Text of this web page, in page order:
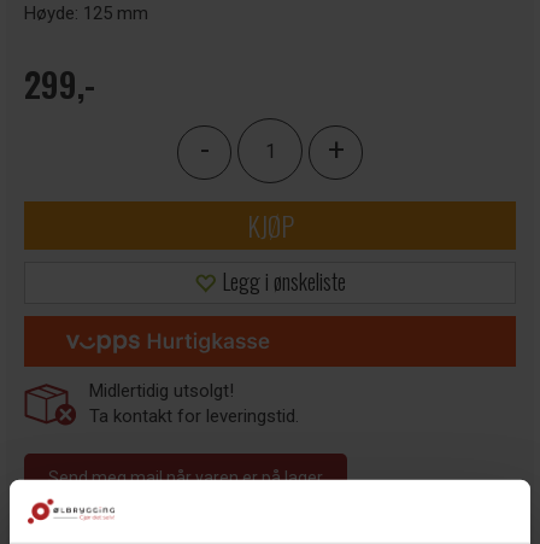
Høyde: 125 mm
299,-
- +
KJØP
Legg i ønskeliste
Midlertidig utsolgt!
Ta kontakt for leveringstid.
Send meg mail når varen er på lager